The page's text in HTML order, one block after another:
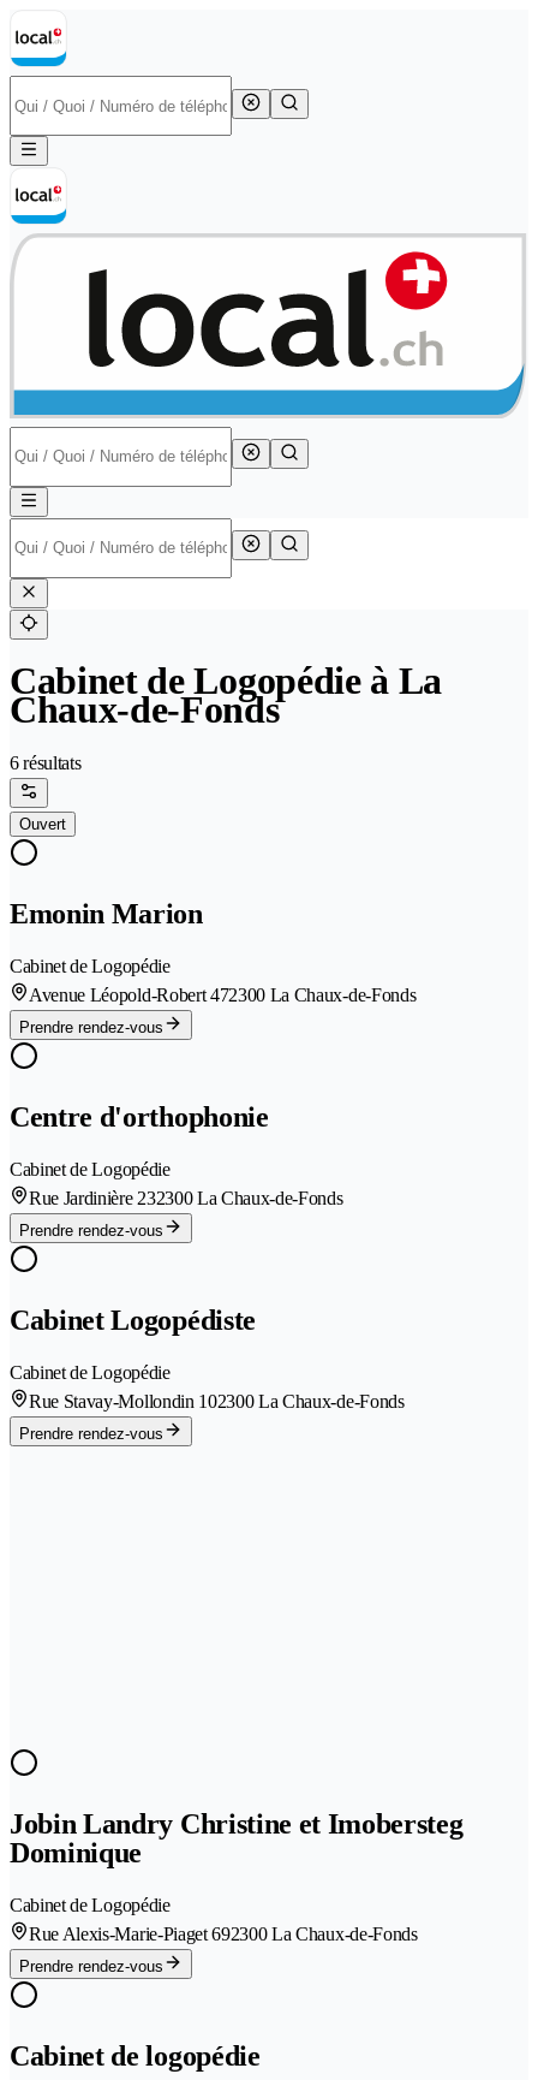
Cabinet de Logopédie à La
Chaux-de-Fonds
6 résultats
Ouvert
Emonin Marion
Cabinet de Logopédie
Avenue Léopold-Robert 472300 La Chaux-de-Fonds
Prendre rendez-vous
Centre d'orthophonie
Cabinet de Logopédie
Rue Jardinière 232300 La Chaux-de-Fonds
Prendre rendez-vous
Cabinet Logopédiste
Cabinet de Logopédie
Rue Stavay-Mollondin 102300 La Chaux-de-Fonds
Prendre rendez-vous
Jobin Landry Christine et Imobersteg
Dominique
Cabinet de Logopédie
Rue Alexis-Marie-Piaget 692300 La Chaux-de-Fonds
Prendre rendez-vous
Cabinet de logopédie